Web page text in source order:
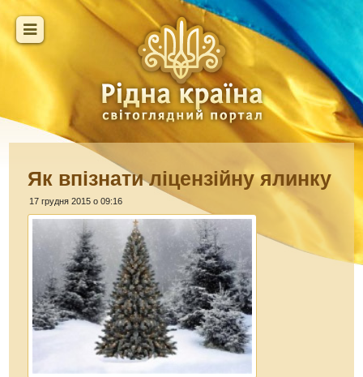
Як впізнати ліцензійну ялинку
17 грудня 2015 о 09:16